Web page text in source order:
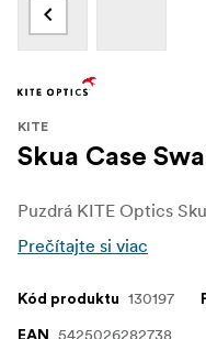
KITE
Skua Case
Prečítajte si viac
Kód produktu 130197
EAN 5425026282738